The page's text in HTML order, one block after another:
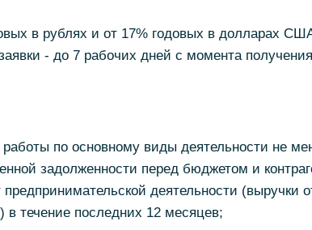
в рублях и от 17% годовых в долларах
- до 7 рабочих дней с момента получения
работы по основному виды деятельности не
задолженности перед бюджетом и
деятельности (выручки
в течение последних 12 месяцев;